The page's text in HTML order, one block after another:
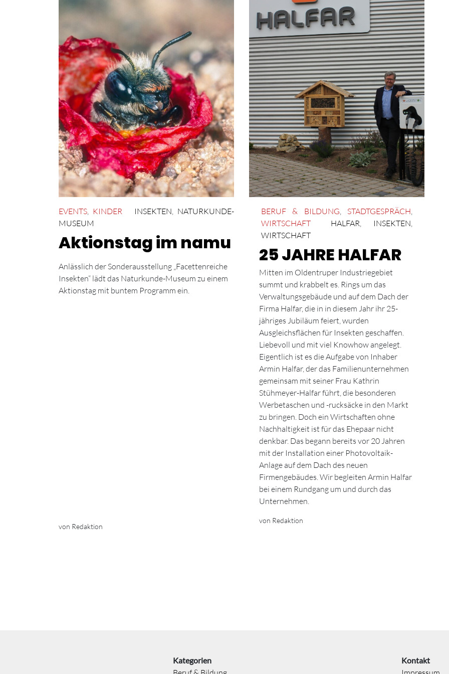
EVENTS KINDER INSEKTEN
NATURKUNDE-
MUSEUM
Aktionstag im namu
Anlässlich der Sonderausstellung „Facettenreiche
Insekten“ lädt das Naturkunde-Museum zu einem
Aktionstag mit buntem Programm ein.
von Redaktion
BERUF & BILDUNG, STADTGESPRÄCH,
WIRTSCHAFT
HALFAR, INSEKTEN,
WIRTSCHAFT
25 JAHRE HALFAR
Mitten im Oldentruper Industriegebiet
summt und krabbelt es. Rings um das
Verwaltungsgebäude und auf dem Dach der
Firma Halfar, die in in diesem Jahr ihr 25-
jähriges Jubiläum feiert, wurden
Ausgleichsflächen für Insekten geschaffen.
Liebevoll und mit viel Knowhow angelegt.
Eigentlich ist es die Aufgabe von Inhaber
Armin Halfar, der das Familienunternehmen
gemeinsam mit seiner Frau Kathrin
Stühmeyer-Halfar führt, die besonderen
Werbetaschen und -rucksäcke in den Markt
zu bringen. Doch ein Wirtschaften ohne
Nachhaltigkeit ist für das Ehepaar nicht
denkbar. Das begann bereits vor 20 Jahren
mit der Installation einer Photovoltaik-
Anlage auf dem Dach des neuen
Firmengebäudes. Wir begleiten Armin Halfar
bei einem Rundgang um und durch das
Unternehmen.
von Redaktion
Kategorien Kontakt